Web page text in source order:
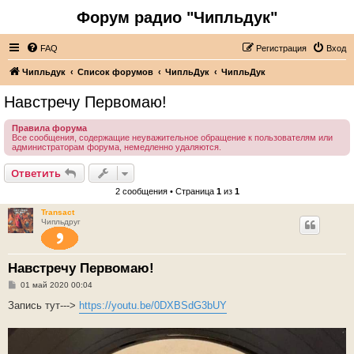
Форум радио "Чипльдук"
FAQ Вход
Регистрация
Чипльдук Список форумов ЧипльДук ЧипльДук
Навстречу Первомаю!
Правила форума
Все сообщения, содержащие неуважительное обращение к пользователям или
администраторам форума, немедленно удаляются.
Ответить
2 сообщения • Страница 1из 1
Transact
Чипльдруг
Навстречу Первомаю!
С
о
01 май 2020 00:04
Запись тут---> https://youtu.be/0DXBSdG3bUY